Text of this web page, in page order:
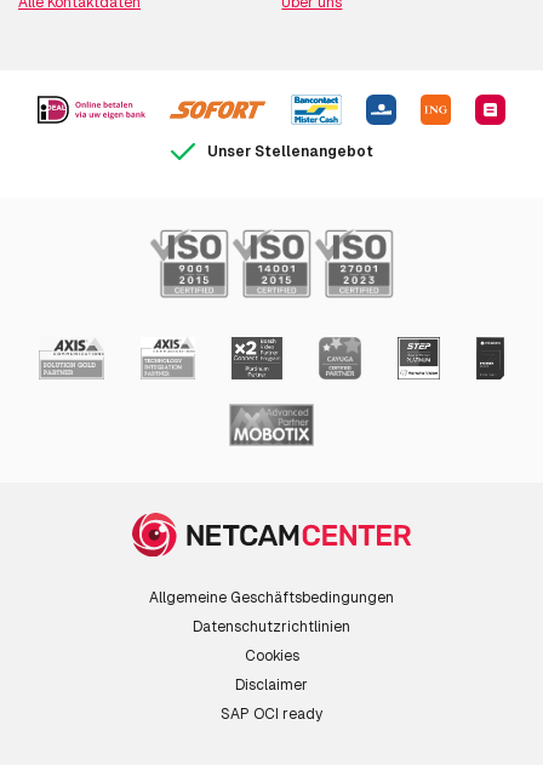
Unser Stellenangebot
Allgemeine Geschäftsbedingungen
Datenschutzrichtlinien
Cookies
Disclaimer
SAP OCI ready